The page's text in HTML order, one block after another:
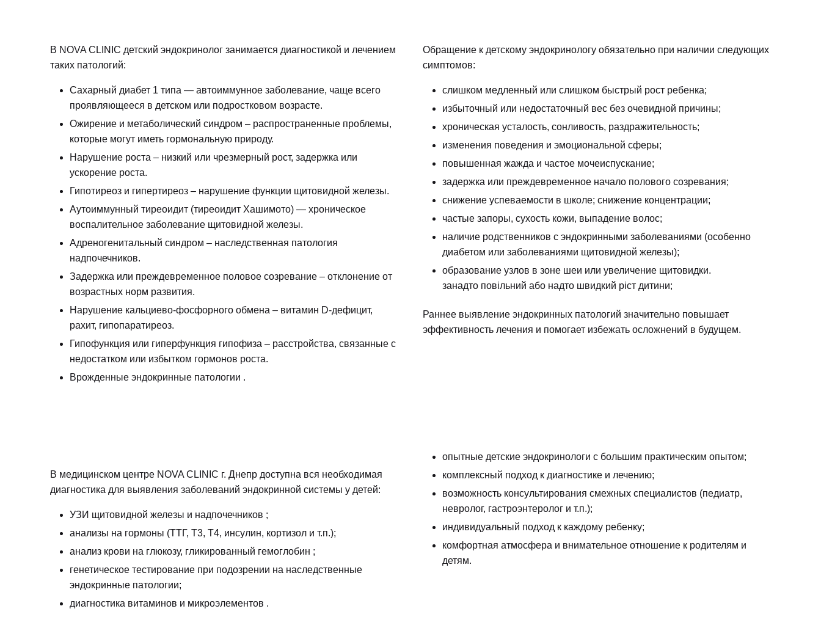
В NOVA CLINIC детский эндокринолог занимается диагностикой и лечением
таких патологий:
Сахарный диабет 1 типа — автоиммунное заболевание, чаще всего
проявляющееся в детском или подростковом возрасте.
Ожирение и метаболический синдром – распространенные проблемы,
которые могут иметь гормональную природу.
Нарушение роста – низкий или чрезмерный рост, задержка или
ускорение роста.
Гипотиреоз и гипертиреоз – нарушение функции щитовидной железы.
Аутоиммунный тиреоидит (тиреоидит Хашимото) — хроническое
воспалительное заболевание щитовидной железы.
Адреногенитальный синдром – наследственная патология
надпочечников.
Задержка или преждевременное половое созревание – отклонение от
возрастных норм развития.
Нарушение кальциево-фосфорного обмена – витамин D-дефицит,
рахит, гипопаратиреоз.
Гипофункция или гиперфункция гипофиза – расстройства, связанные с
недостатком или избытком гормонов роста.
Врожденные эндокринные патологии .
Обращение к детскому эндокринологу обязательно при наличии следующих
симптомов:
слишком медленный или слишком быстрый рост ребенка;
избыточный или недостаточный вес без очевидной причины;
хроническая усталость, сонливость, раздражительность;
изменения поведения и эмоциональной сферы;
повышенная жажда и частое мочеиспускание;
задержка или преждевременное начало полового созревания;
снижение успеваемости в школе; снижение концентрации;
частые запоры, сухость кожи, выпадение волос;
наличие родственников с эндокринными заболеваниями (особенно
диабетом или заболеваниями щитовидной железы);
образование узлов в зоне шеи или увеличение щитовидки.
занадто повільний або надто швидкий ріст дитини;
Раннее выявление эндокринных патологий значительно повышает
эффективность лечения и помогает избежать осложнений в будущем.
В медицинском центре NOVA CLINIC г. Днепр доступна вся необходимая
диагностика для выявления заболеваний эндокринной системы у детей:
УЗИ щитовидной железы и надпочечников ;
анализы на гормоны (ТТГ, Т3, Т4, инсулин, кортизол и т.п.);
анализ крови на глюкозу, гликированный гемоглобин ;
генетическое тестирование при подозрении на наследственные
эндокринные патологии;
диагностика витаминов и микроэлементов .
опытные детские эндокринологи с большим практическим опытом;
комплексный подход к диагностике и лечению;
возможность консультирования смежных специалистов (педиатр,
невролог, гастроэнтеролог и т.п.);
индивидуальный подход к каждому ребенку;
комфортная атмосфера и внимательное отношение к родителям и
детям.